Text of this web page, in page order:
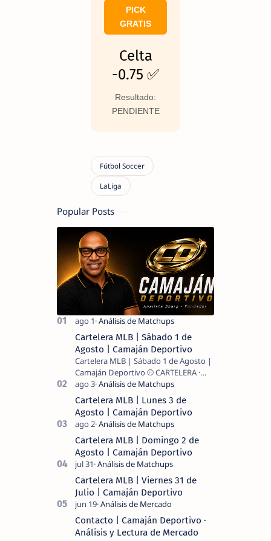
PICK
GRATIS
Celta
-0.75 ✅
Resultado:
PENDIENTE
Popular Posts
Cartelera MLB | Sábado 1 de
Agosto | Camaján Deportivo
Cartelera MLB | Sábado 1 de Agosto |
Camaján Deportivo ⚾ CARTELERA ·
Cartelera MLB | Lunes 3 de
Agosto | Camaján Deportivo
Cartelera MLB | Domingo 2 de
Agosto | Camaján Deportivo
Cartelera MLB | Viernes 31 de
Julio | Camaján Deportivo
Contacto | Camaján Deportivo ·
Análisis y Lectura de Mercado